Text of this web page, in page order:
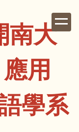
南大
用
學系